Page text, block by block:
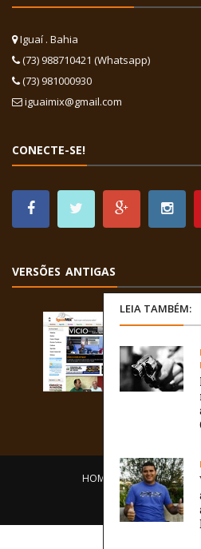
LEIA TAMBÉM:
Iguaí . Bahia
(73) 988710421 (Whatsapp)
(73) 981000930
iguaimix@gmail.com
CONECTE-SE!
VERSÕES ANTIGAS
HOME EQUIPE O
///